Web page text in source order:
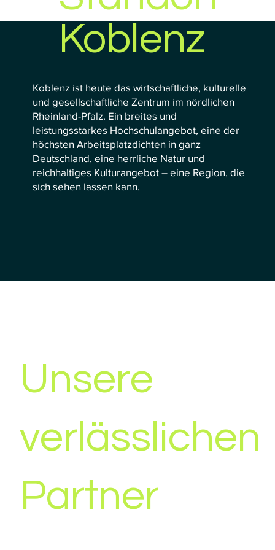
Unsere
verlässlichen
Partner
Koblenz ist heute das wirtschaftliche, kulturelle
und gesellschaftliche Zentrum im nördlichen
Rheinland-Pfalz. Ein breites und
leistungsstarkes Hochschulangebot, eine der
höchsten Arbeitsplatzdichten in ganz
Deutschland, eine herrliche Natur und
reichhaltiges Kulturangebot – eine Region, die
sich sehen lassen kann.
Koblenz